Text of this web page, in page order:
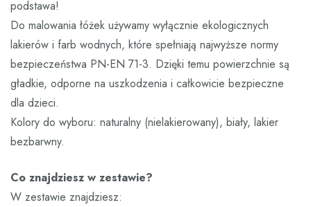
podstawa!
Do malowania łóżek używamy wyłącznie ekologicznych
lakierów i farb wodnych, które spełniają najwyższe normy
bezpieczeństwa PN-EN 71-3. Dzięki temu powierzchnie są
gładkie, odporne na uszkodzenia i całkowicie bezpieczne
dla dzieci.
Kolory do wyboru: naturalny (nielakierowany), biały, lakier
bezbarwny.
Co znajdziesz w zestawie?
W zestawie znajdziesz: